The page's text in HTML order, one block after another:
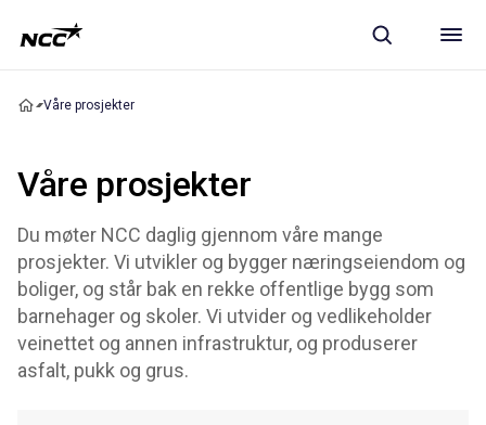
Våre prosjekter
Våre prosjekter
Du møter NCC daglig gjennom våre mange
prosjekter. Vi utvikler og bygger næringseiendom og
boliger, og står bak en rekke offentlige bygg som
barnehager og skoler. Vi utvider og vedlikeholder
veinettet og annen infrastruktur, og produserer
asfalt, pukk og grus.